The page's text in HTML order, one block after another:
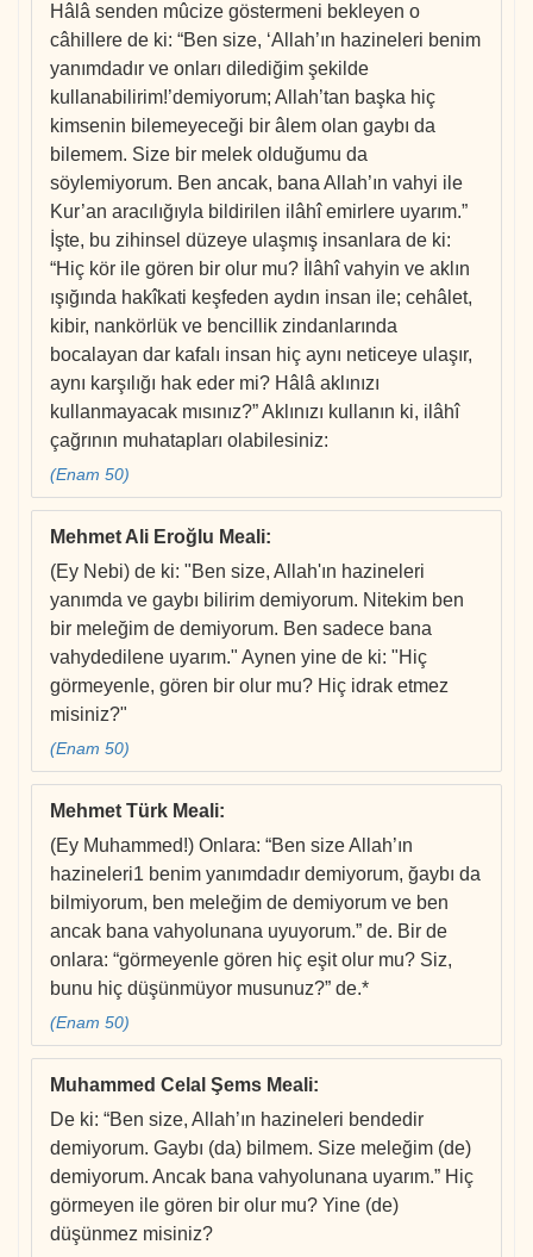
Hâlâ senden mûcize göstermeni bekleyen o
câhillere de ki: “Ben size, ‘Allah’ın hazineleri benim
yanımdadır ve onları dilediğim şekilde
kullanabilirim!’demiyorum; Allah’tan başka hiç
kimsenin bilemeyeceği bir âlem olan gaybı da
bilemem. Size bir melek olduğumu da
söylemiyorum. Ben ancak, bana Allah’ın vahyi ile
Kur’an aracılığıyla bildirilen ilâhî emirlere uyarım.”
İşte, bu zihinsel düzeye ulaşmış insanlara de ki:
“Hiç kör ile gören bir olur mu? İlâhî vahyin ve aklın
ışığında hakîkati keşfeden aydın insan ile; cehâlet,
kibir, nankörlük ve bencillik zindanlarında
bocalayan dar kafalı insan hiç aynı neticeye ulaşır,
aynı karşılığı hak eder mi? Hâlâ aklınızı
kullanmayacak mısınız?” Aklınızı kullanın ki, ilâhî
çağrının muhatapları olabilesiniz:
(Enam 50)
Mehmet Ali Eroğlu Meali:
(Ey Nebi) de ki: "Ben size, Allah'ın hazineleri
yanımda ve gaybı bilirim demiyorum. Nitekim ben
bir meleğim de demiyorum. Ben sadece bana
vahydedilene uyarım." Aynen yine de ki: "Hiç
görmeyenle, gören bir olur mu? Hiç idrak etmez
misiniz?"
(Enam 50)
Mehmet Türk Meali:
(Ey Muhammed!) Onlara: “Ben size Allah’ın
hazineleri1 benim yanımdadır demiyorum, ğaybı da
bilmiyorum, ben meleğim de demiyorum ve ben
ancak bana vahyolunana uyuyorum.” de. Bir de
onlara: “görmeyenle gören hiç eşit olur mu? Siz,
bunu hiç düşünmüyor musunuz?” de.*
(Enam 50)
Muhammed Celal Şems Meali:
De ki: “Ben size, Allah’ın hazineleri bendedir
demiyorum. Gaybı (da) bilmem. Size meleğim (de)
demiyorum. Ancak bana vahyolunana uyarım.” Hiç
görmeyen ile gören bir olur mu? Yine (de)
düşünmez misiniz?